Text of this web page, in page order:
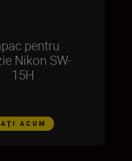
pentru
Nikon SW-
15H
ACUM